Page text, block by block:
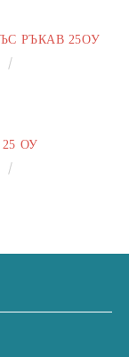
РЪКАВ 25ОУ
ОУ